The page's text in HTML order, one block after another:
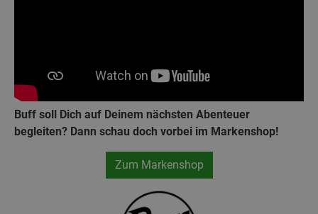
Buff soll Dich auf Deinem nächsten Abenteuer
begleiten? Dann schau doch vorbei im Markenshop!
Zum Markenshop